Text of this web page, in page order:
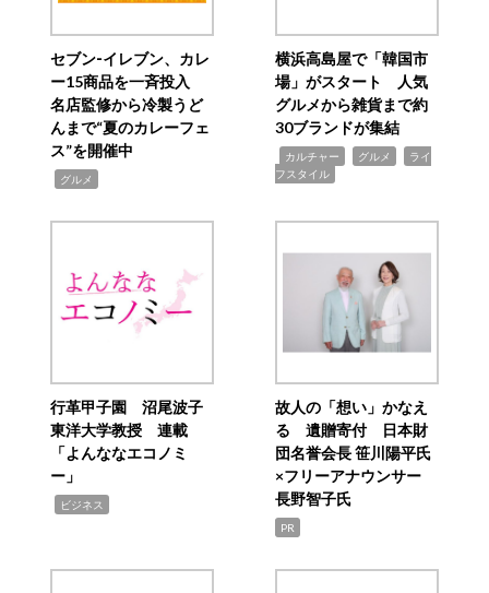
セブン‐イレブン、カレ
ー15商品を一斉投入
名店監修から冷製うど
んまで“夏のカレーフェ
ス”を開催中
グルメ
横浜高島屋で「韓国市
場」がスタート 人気
グルメから雑貨まで約
30ブランドが集結
カルチャー グルメ
ライ
フスタイル
行革甲子園 沼尾波子
東洋大学教授 連載
「よんななエコノミ
ー」
ビジネス
故人の「想い」かなえ
る 遺贈寄付 日本財
団名誉会長 笹川陽平氏
×フリーアナウンサー
長野智子氏
PR